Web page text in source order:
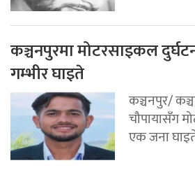
कञ्चनपुरमा मोटरसाइकल
गम्भीर घाइते
कञ्चनपुर/
चौपायासँग
एक जना